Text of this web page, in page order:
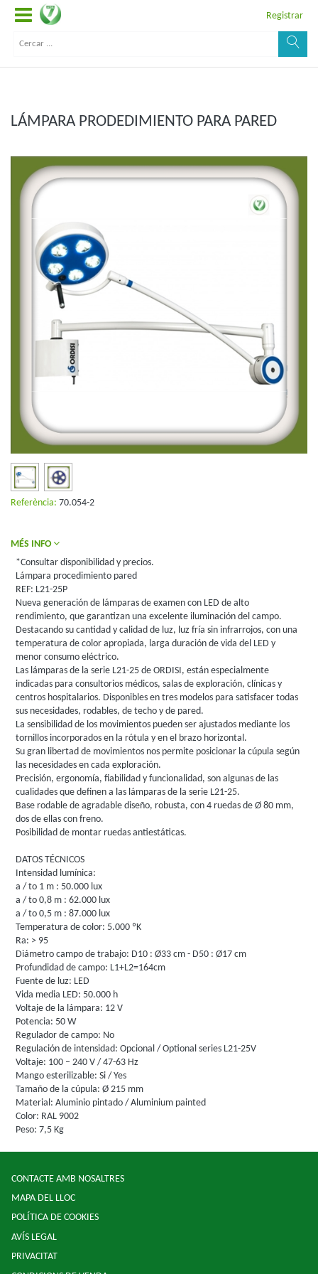
Registrar
LÁMPARA PRODEDIMIENTO PARA PARED
Referència: 70.054-2
MÉS INFO
*Consultar disponibilidad y precios.
Lámpara procedimiento pared
REF: L21-25P
Nueva generación de lámparas de examen con LED de alto
rendimiento, que garantizan una excelente iluminación del campo.
Destacando su cantidad y calidad de luz, luz fría sin infrarrojos, con una
temperatura de color apropiada, larga duración de vida del LED y
menor consumo eléctrico.
Las lámparas de la serie L21-25 de ORDISI, están especialmente
indicadas para consultorios médicos, salas de exploración, clínicas y
centros hospitalarios. Disponibles en tres modelos para satisfacer todas
sus necesidades, rodables, de techo y de pared.
La sensibilidad de los movimientos pueden ser ajustados mediante los
tornillos incorporados en la rótula y en el brazo horizontal.
Su gran libertad de movimientos nos permite posicionar la cúpula según
las necesidades en cada exploración.
Precisión, ergonomía, fiabilidad y funcionalidad, son algunas de las
cualidades que definen a las lámparas de la serie L21-25.
Base rodable de agradable diseño, robusta, con 4 ruedas de Ø 80 mm,
dos de ellas con freno.
Posibilidad de montar ruedas antiestáticas.
DATOS TÉCNICOS
Intensidad lumínica:
a / to 1 m : 50.000 lux
a / to 0,8 m : 62.000 lux
a / to 0,5 m : 87.000 lux
Temperatura de color: 5.000 ºK
Ra: > 95
Diámetro campo de trabajo: D10 : Ø33 cm - D50 : Ø17 cm
Profundidad de campo: L1+L2=164cm
Fuente de luz: LED
Vida media LED: 50.000 h
Voltaje de la lámpara: 12 V
Potencia: 50 W
Regulador de campo: No
Regulación de intensidad: Opcional / Optional series L21-25V
Voltaje: 100 – 240 V / 47-63 Hz
Mango esterilizable: Si / Yes
Tamaño de la cúpula: Ø 215 mm
Material: Aluminio pintado / Aluminium painted
Color: RAL 9002
Peso: 7,5 Kg
CONTACTE AMB NOSALTRES
MAPA DEL LLOC
POLÍTICA DE COOKIES
AVÍS LEGAL
PRIVACITAT